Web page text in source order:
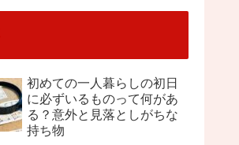
初めての一人暮らしの初日
に必ずいるものって何があ
る？意外と見落としがちな
持ち物